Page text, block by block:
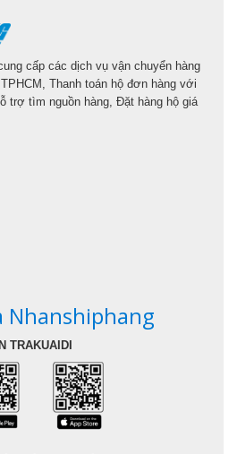
cấp các dịch vụ vận chuyển hàng
Thanh toán hộ đơn hàng với
trợ tìm nguồn hàng, Đặt hàng hộ giá
Nhanshiphang
TRAKUAIDI